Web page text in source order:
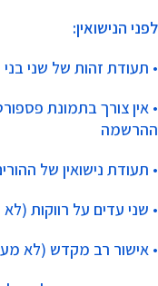
לפני הנישואין:
• תעודת זהות של שני
• אין צורך בתמונת
ההרשמה
• תעודת נישואין של
• שני עדים על רווקות
• אישור רב מקדש (לא